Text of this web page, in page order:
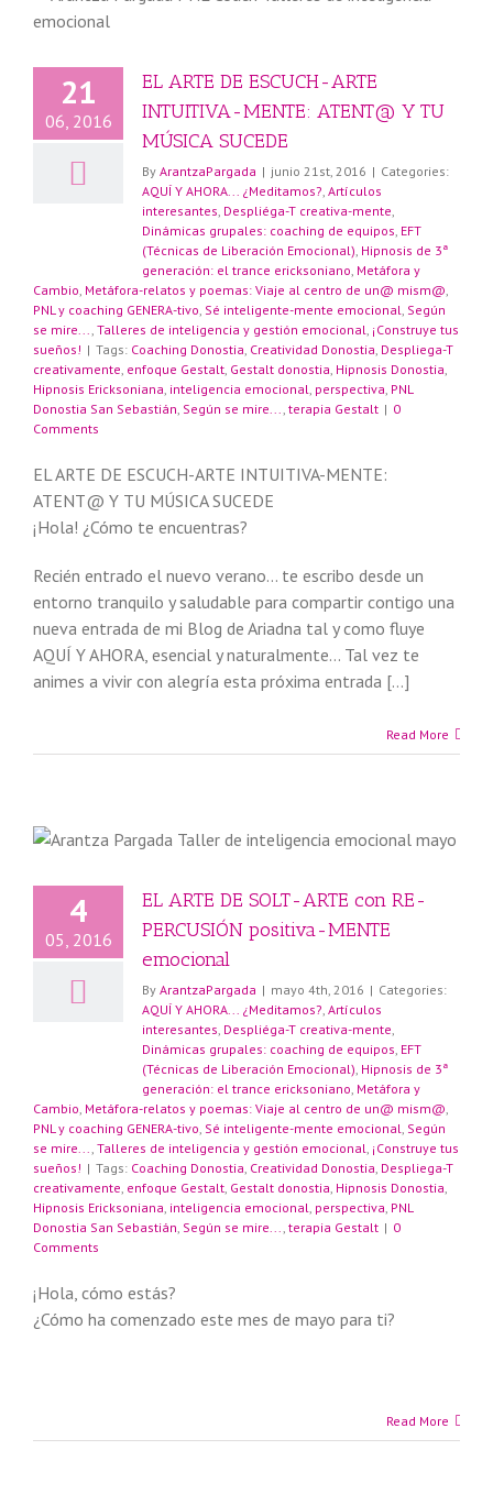
21
06, 2016
EL ARTE DE ESCUCH-ARTE
INTUITIVA-MENTE: ATENT@ Y TU
MÚSICA SUCEDE
By ArantzaPargada | junio 21st, 2016 | Categories:
AQUÍ Y AHORA... ¿Meditamos?, Artículos
interesantes, Despliéga-T creativa-mente,
Dinámicas grupales: coaching de equipos, EFT
(Técnicas de Liberación Emocional), Hipnosis de 3ª
generación: el trance ericksoniano, Metáfora y
Cambio, Metáfora-relatos y poemas: Viaje al centro de un@ mism@,
PNL y coaching GENERA-tivo, Sé inteligente-mente emocional, Según
se mire..., Talleres de inteligencia y gestión emocional, ¡Construye tus
sueños! | Tags: Coaching Donostia, Creatividad Donostia, Despliega-T
creativamente, enfoque Gestalt, Gestalt donostia, Hipnosis Donostia,
Hipnosis Ericksoniana, inteligencia emocional, perspectiva, PNL
Donostia San Sebastián, Según se mire..., terapia Gestalt | 0
Comments
EL ARTE DE ESCUCH-ARTE INTUITIVA-MENTE:
ATENT@ Y TU MÚSICA SUCEDE
¡Hola! ¿Cómo te encuentras?
Recién entrado el nuevo verano… te escribo desde un
entorno tranquilo y saludable para compartir contigo una
nueva entrada de mi Blog de Ariadna tal y como fluye
AQUÍ Y AHORA, esencial y natural­mente… Tal vez te
animes a vivir con alegría esta próxima entrada […]
Read More
4
05, 2016
EL ARTE DE SOLT-ARTE con RE-
PERCUSIÓN positiva-MENTE
emocional
By ArantzaPargada | mayo 4th, 2016 | Categories:
AQUÍ Y AHORA... ¿Meditamos?, Artículos
interesantes, Despliéga-T creativa-mente,
Dinámicas grupales: coaching de equipos, EFT
(Técnicas de Liberación Emocional), Hipnosis de 3ª
generación: el trance ericksoniano, Metáfora y
Cambio, Metáfora-relatos y poemas: Viaje al centro de un@ mism@,
PNL y coaching GENERA-tivo, Sé inteligente-mente emocional, Según
se mire..., Talleres de inteligencia y gestión emocional, ¡Construye tus
sueños! | Tags: Coaching Donostia, Creatividad Donostia, Despliega-T
creativamente, enfoque Gestalt, Gestalt donostia, Hipnosis Donostia,
Hipnosis Ericksoniana, inteligencia emocional, perspectiva, PNL
Donostia San Sebastián, Según se mire..., terapia Gestalt | 0
Comments
¡Hola, cómo estás?
¿Cómo ha comenzado este mes de mayo para ti?
Read More